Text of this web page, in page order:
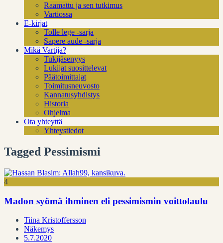
Raamattu ja sen tutkimus
Vartiossa
E-kirjat
Tolle lege -sarja
Sapere aude -sarja
Mikä Vartija?
Tukijäsenyys
Lukijat suosittelevat
Päätoimittajat
Toimitusneuvosto
Kannatusyhdistys
Historia
Ohjelma
Ota yhteyttä
Yhteystiedot
Tagged Pessimismi
4
Madon syömä ihminen eli pessimismin voittolaulu
Tiina Kristoffersson
Näkemys
5.7.2020